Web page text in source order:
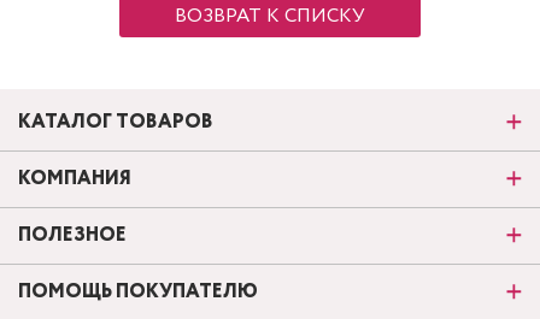
ВОЗВРАТ К СПИСКУ
КАТАЛОГ ТОВАРОВ
КОМПАНИЯ
ПОЛЕЗНОЕ
ПОМОЩЬ ПОКУПАТЕЛЮ